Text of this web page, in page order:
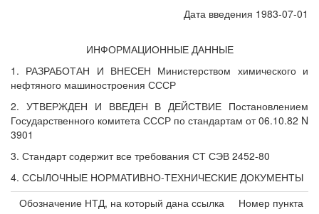
Дата введения 1983-07-01
ИНФОРМАЦИОННЫЕ ДАННЫЕ
1. РАЗРАБОТАН И ВНЕСЕН Министерством химического и
нефтяного машиностроения СССР
2. УТВЕРЖДЕН И ВВЕДЕН В ДЕЙСТВИЕ Постановлением
Государственного комитета СССР по стандартам от 06.10.82 N
3901
3. Стандарт содержит все требования СТ СЭВ 2452-80
4. ССЫЛОЧНЫЕ НОРМАТИВНО-ТЕХНИЧЕСКИЕ ДОКУМЕНТЫ
Обозначение НТД, на который дана ссылка
Номер пункта